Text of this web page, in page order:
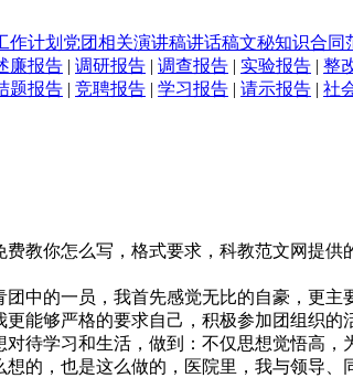
作计划 党团相关演讲稿讲话稿文秘知识合同
廉报告 | 调研报告 | 调查报告 | 实验报告 | 整
题报告 | 竞聘报告 | 学习报告 | 请示报告 | 社
教你怎么写，格式要求，科教范文网提
中的一员，我首先感觉无比的自豪，更主
能够严格的要求自己，积极参加团组织的
待学习和生活，做到：不仅思想觉悟高
的，也是这么做的，医院里，我与领导